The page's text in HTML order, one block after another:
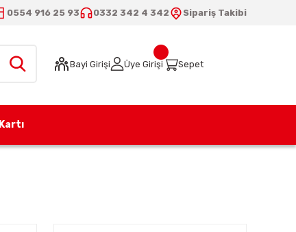
0554 916 25 93 0332 342 4 342 Sipariş Takibi
Bayi Girişi Üye Girişi Sepet